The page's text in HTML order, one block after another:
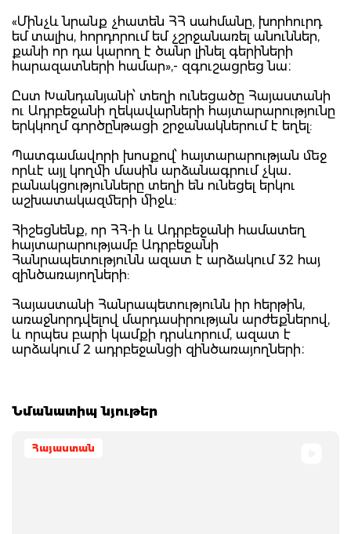
«Մինչև նրանք չհատեն ՀՀ սահմանը, խորհուրդ
եմ տալիս, հորդորում եմ չշրջանառել անուններ,
քանի որ դա կարող է ծանր լինել գերիների
հարազատների համար»,- զգուշացրեց նա։
Ըստ Խանդանյանի՝ տեղի ունեցածը Հայաստանի
ու Ադրբեջանի ղեկավարների հայտարարությունը
երկկողմ գործընթացի շրջանակներում է եղել:
Պատգամավորի խոսքով՝ հայտարարության մեջ
որևէ այլ կողմի մասին արձանագրում չկա․
բանակցությունները տեղի են ունեցել երկու
աշխատակազմերի միջև:
Հիշեցնենք, որ ՀՀ-ի և Ադրբեջանի համատեղ
հայտարարությամբ Ադրբեջանի
Հանրապետությունն ազատ է արձակում 32 հայ
զինծառայողների:
Հայաստանի Հանրապետությունն իր հերթին,
առաջնորդվելով մարդասիրության արժեքներով,
և որպես բարի կամքի դրսևորում, ազատ է
արձակում 2 ադրբեջանցի զինծառայողների։
Նմանատիպ նյութեր
Հայաստան